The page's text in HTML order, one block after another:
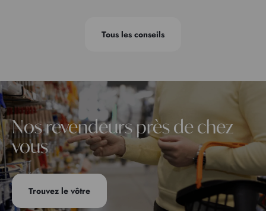
Tous les conseils
Nos revendeurs près de chez
vous
Trouvez le vôtre